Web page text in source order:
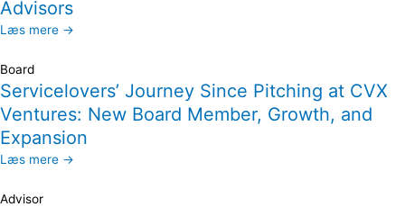
Advisors
Læs mere →
Board
Servicelovers’ Journey Since Pitching at CVX
Ventures: New Board Member, Growth, and
Expansion
Læs mere →
Advisor